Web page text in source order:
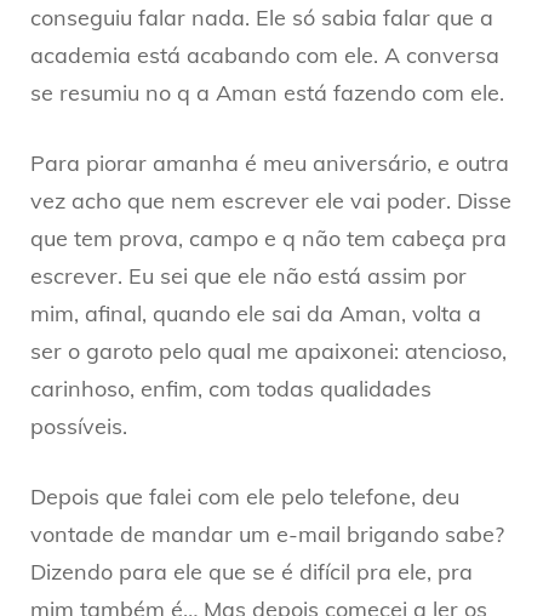
conseguiu falar nada. Ele só sabia falar que a
academia está acabando com ele. A conversa
se resumiu no q a Aman está fazendo com ele.
Para piorar amanha é meu aniversário, e outra
vez acho que nem escrever ele vai poder. Disse
que tem prova, campo e q não tem cabeça pra
escrever. Eu sei que ele não está assim por
mim, afinal, quando ele sai da Aman, volta a
ser o garoto pelo qual me apaixonei: atencioso,
carinhoso, enfim, com todas qualidades
possíveis.
Depois que falei com ele pelo telefone, deu
vontade de mandar um e-mail brigando sabe?
Dizendo para ele que se é difícil pra ele, pra
mim também é… Mas depois comecei a ler os